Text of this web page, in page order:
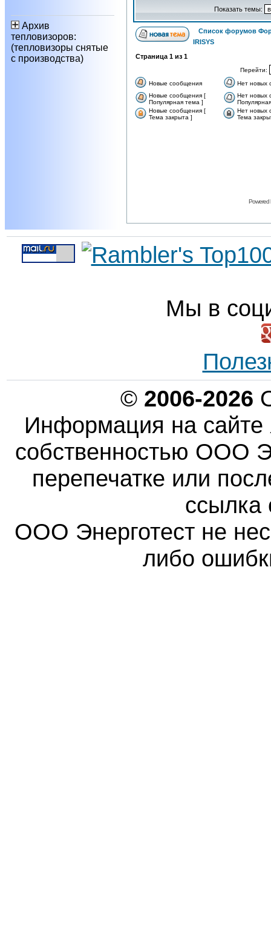
Архив
тепловизоров:
(тепловизоры снятые
с производства)
Показать темы:
Список форумов
IRISYS
Страница 1 из 1
Перейти:
Новые сообщения
Нет новых
Новые сообщения [
Популярная тема ]
Нет новых
Новые сообщения [
Тема закрыта ]
Нет новых
Тема
Powered
Мы в
© 2006-2026
Информация на сайте
собственностью ООО
перепечатке или
ссылка
ООО Энерготест не
либо